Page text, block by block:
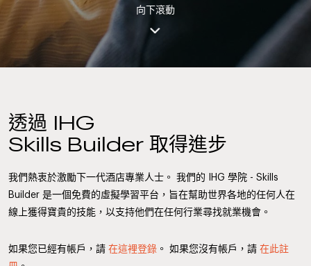
向下滾動
透過 IHG
Skills Builder 取得進步
我們熱衷於激勵下一代酒店專業人士。 我們的 IHG 學院 - Skills
Builder 是一個免費的虛擬學習平台，旨在幫助世界各地的任何人在
線上獲得寶貴的技能，以支持他們在任何行業尋找就業機會。
如果您已經有帳戶，請 在這裡登錄 。 如果您沒有帳戶，請 在此註